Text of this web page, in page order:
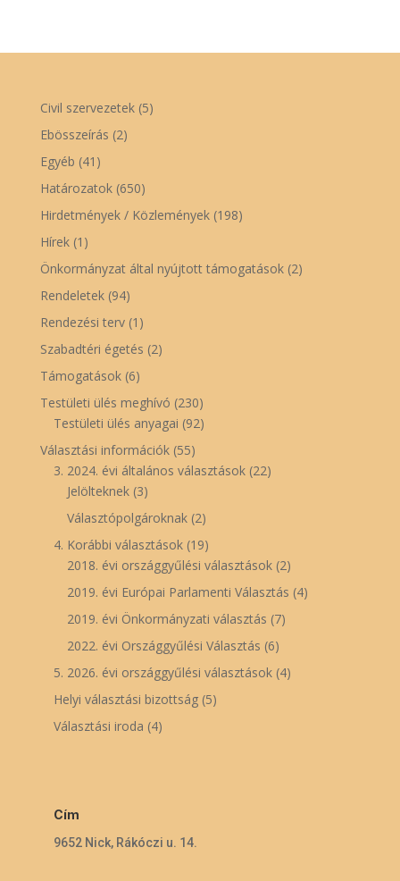
Civil szervezetek(5)
Ebösszeírás (2)
Egyéb (41)
Határozatok(650)
Hirdetmények / Közlemények(198)
Hírek(1)
Önkormányzat által nyújtott támogatások(2)
Rendeletek(94)
Rendezési terv(1)
Szabadtéri égetés (2)
Támogatások(6)
Testületi ülés meghívó (230)
Testületi ülés anyagai (92)
Választási információk(55)
3. 2024. évi általános választások(22)
Jelölteknek(3)
Választópolgároknak(2)
4. Korábbi választások(19)
2018. évi országgyűlési választások(2)
2019. évi Európai Parlamenti Választás (4)
2019. évi Önkormányzati választás (7)
2022. évi Országgyűlési Választás (6)
5. 2026. évi országgyűlési választások(4)
Helyi választási bizottság(5)
Választási iroda (4)
Cím
9652 Nick, Rákóczi u. 14.